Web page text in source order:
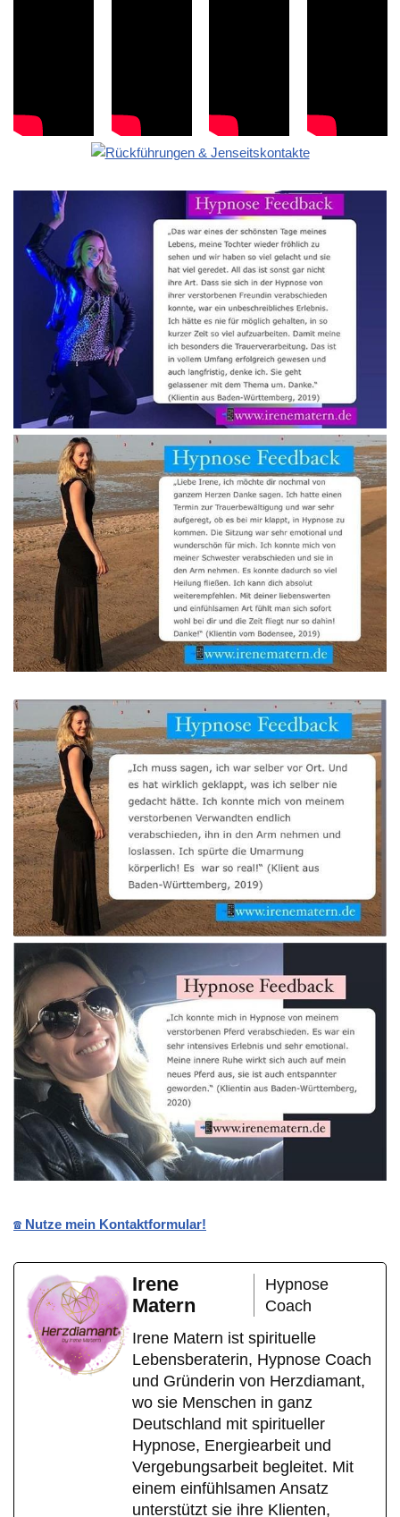
☎️ Nutze mein Kontaktformular!
Irene
Matern
Hypnose
Coach
Irene Matern ist spirituelle
Lebensberaterin, Hypnose Coach
und Gründerin von Herzdiamant,
wo sie Menschen in ganz
Deutschland mit spiritueller
Hypnose, Energiearbeit und
Vergebungsarbeit begleitet. Mit
einem einfühlsamen Ansatz
unterstützt sie ihre Klienten,